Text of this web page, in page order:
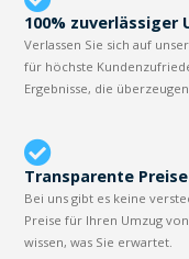
100% zuverlässiger
Verlassen Sie sich auf
für höchste
Ergebnisse, die überzeugen.
Transparente Preise
Bei uns gibt es keine
Preise für Ihren Umzug
wissen, was Sie erwartet.